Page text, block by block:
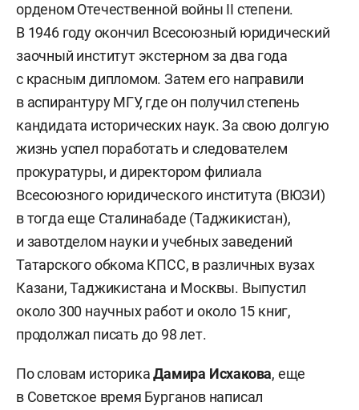
орденом Отечественной войны II степени.
В 1946 году окончил Всесоюзный юридический
заочный институт экстерном за два года
с красным дипломом. Затем его направили
в аспирантуру МГУ, где он получил степень
кандидата исторических наук. За свою долгую
жизнь успел поработать и следователем
прокуратуры, и директором филиала
Всесоюзного юридического института (ВЮЗИ)
в тогда еще Сталинабаде (Таджикистан),
и завотделом науки и учебных заведений
Татарского обкома КПСС, в различных вузах
Казани, Таджикистана и Москвы. Выпустил
около 300 научных работ и около 15 книг,
продолжал писать до 98 лет.
По словам историкаДамира Исхакова, еще
в Советское время Бурганов написал